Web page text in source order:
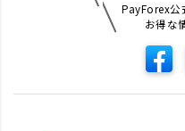
PayForex公
お得な